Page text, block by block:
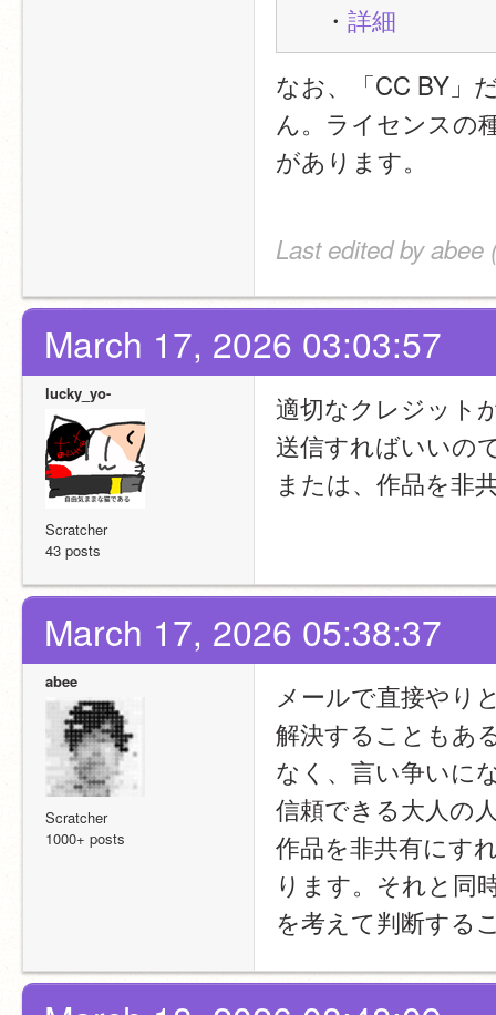
・ 詳細
なお、「CC BY」
ん。ライセンスの
があります。
Last edited by abee
March 17, 2026 03:03:57
lucky_yo-
Scratcher
43 posts
適切なクレジット
送信すればいいの
または、作品を非
March 17, 2026 05:38:37
abee
Scratcher
1000+ posts
メールで直接やり
解決することもあ
なく、言い争いに
信頼できる大人の
作品を非共有にす
ります。それと同
を考えて判断する